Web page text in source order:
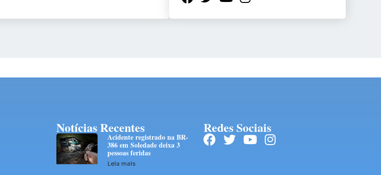
Notícias Recentes
Acidente registrado na BR-
386 em Soledade deixa 3
pessoas feridas
Leia mais
Redes Sociais